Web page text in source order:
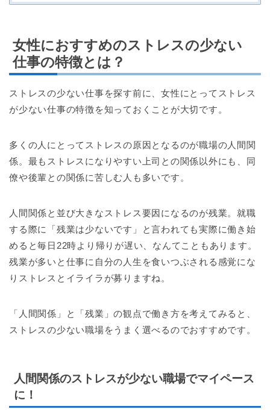
女性におすすめのストレスの少ない
仕事の特徴とは ？
ストレスの少ない仕事を探す前に、女性にとってストレス
が少ない仕事の特徴を知っておくことが大切です。
多くの人にとってストレスの原因となるのが職場の人間関
係。最もストレスになりやすい上司との関係以外にも、同
僚や後輩との関係に苦しむ人も多いです。
人間関係と並び大きなストレス要因になるのが残業。就職
する際に「残業は少ないです」と言われても実際に働き始
めると毎日22時より帰りが遅い、なんてこともあります。
残業が多いと仕事に自分の人生を食いつぶされる感覚にな
りストレスとイライラが募りますね。
「人間関係」と「残業」の観点で働き方を考えてみると、
ストレスの少ない職場をうまく選べるのでおすすめです。
人間関係のストレスが少ない職場でマイペース
に！